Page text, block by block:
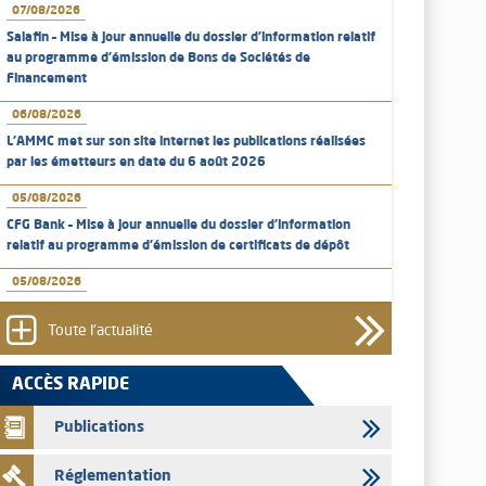
07/08/2026
Salafin – Mise à jour annuelle du dossier d’information relatif
au programme d'émission de Bons de Sociétés de
Financement
06/08/2026
L’AMMC met sur son site internet les publications réalisées
par les émetteurs en date du 6 août 2026
05/08/2026
CFG Bank – Mise à jour annuelle du dossier d’information
relatif au programme d'émission de certificats de dépôt
05/08/2026
relatif au programme d'émission de certificats de dépôt
05/08/2026
L’AMMC met sur son site internet les publications réalisées
par les émetteurs en date du 5 août 2026
04/08/2026
L’AMMC met sur son site internet les publications réalisées
Toute l'actualité
ACCÈS RAPIDE
Publications
Réglementation